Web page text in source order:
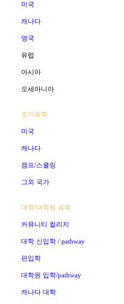
미국
캐나다
영국
유럽
아시아
오세아니아
조기유학
미국
캐나다
캠프/스쿨링
그외 국가
대학/대학원 유학
커뮤니티 컬리지
대학 신입학 / pathway
편입학
대학원 입학/pathway
캐나다 대학